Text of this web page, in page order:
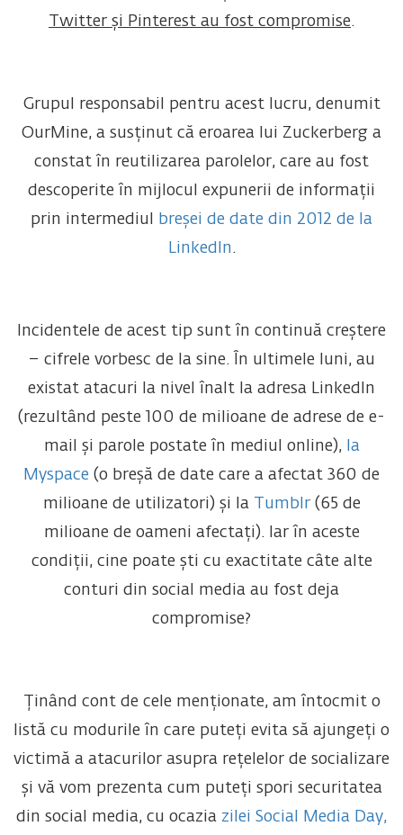
Twitter și Pinterest au fost compromise.
Grupul responsabil pentru acest lucru, denumit
OurMine, a susținut că eroarea lui Zuckerberg a
constat în reutilizarea parolelor, care au fost
descoperite în mijlocul expunerii de informații
prin intermediul breșei de date din 2012 de la
LinkedIn.
Incidentele de acest tip sunt în continuă creștere
– cifrele vorbesc de la sine. În ultimele luni, au
existat atacuri la nivel înalt la adresa LinkedIn
(rezultând peste 100 de milioane de adrese de e-
mail și parole postate în mediul online), la
Myspace (o breșă de date care a afectat 360 de
milioane de utilizatori) și la Tumblr(65 de
milioane de oameni afectați). Iar în aceste
condiții, cine poate ști cu exactitate câte alte
conturi din social media au fost deja
compromise?
Ținând cont de cele menționate, am întocmit o
listă cu modurile în care puteți evita să ajungeți o
victimă a atacurilor asupra rețelelor de socializare
și vă vom prezenta cum puteți spori securitatea
din social media, cu ocazia zilei Social Media Day,